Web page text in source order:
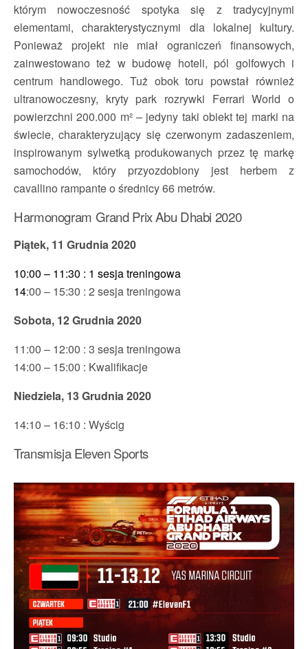
którym nowoczesność spotyka się z tradycyjnymi
elementami, charakterystycznymi dla lokalnej kultury.
Ponieważ projekt nie miał ograniczeń finansowych,
zainwestowano też w budowę hoteli, pól golfowych i
centrum handlowego. Tuż obok toru powstał również
ultranowoczesny, kryty park rozrywki Ferrari World o
powierzchni 200.000 m² – jedyny taki obiekt tej marki na
świecie, charakteryzujący się czerwonym zadaszeniem,
inspirowanym sylwetką produkowanych przez tę markę
samochodów, który przyozdobiony jest herbem z
cavallino rampante o średnicy 66 metrów.
Harmonogram Grand Prix Abu Dhabi 2020
Piątek, 11 Grudnia 2020
10:00 – 11:30 : 1 sesja treningowa
14:00 – 15:30 : 2 sesja treningowa
Sobota, 12 Grudnia 2020
11:00 – 12:00 : 3 sesja treningowa
14:00 – 15:00 : Kwalifikacje
Niedziela, 13 Grudnia 2020
14:10 – 16:10 : Wyścig
Transmisja Eleven Sports